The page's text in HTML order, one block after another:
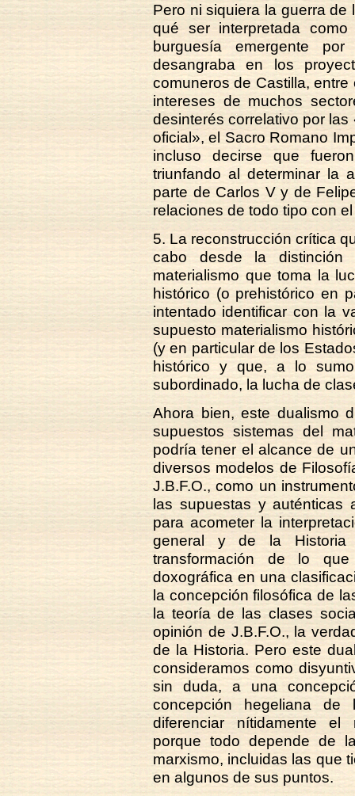
Pero ni siquiera la guerra
qué ser interpretada
burguesía emergente
desangraba en los
comuneros de Castilla,
intereses de muchos
desinterés correlativo por
oficial», el Sacro Romano
incluso decirse que
triunfando al determinar la
parte de Carlos V y de
relaciones de todo tipo con
5. La reconstrucción crítica
cabo desde la distinción
materialismo que toma la
histórico (o prehistórico en
intentado identificar con la
supuesto materialismo
(y en particular de los
histórico y que, a lo
subordinado, la lucha de
Ahora bien, este dualismo
supuestos sistemas del
podría tener el alcance de
diversos modelos de
J.B.F.O., como un
las supuestas y auténticas
para acometer la
general y de la Historia
transformación de lo
doxográfica en una
la concepción filosófica de
la teoría de las clases
opinión de J.B.F.O., la
de la Historia. Pero este
consideramos como
sin duda, a una
concepción hegeliana
diferenciar nítidamente el
porque todo depende de
marxismo, incluidas las que
en algunos de sus puntos.